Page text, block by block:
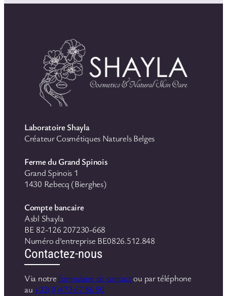
Laboratoire Shayla
Créateur Cosmétiques Naturels Belges
Ferme du Grand Spinois
Grand Spinois 1
1430 Rebecq (Bierghes)
Compte bancaire
Asbl Shayla
BE 82-126 207230-668
Numéro d’entreprise BE0826.512.848
Contactez-nous
Via notreformulaire de contactou par téléphone
au +32(0)473 67 86 50